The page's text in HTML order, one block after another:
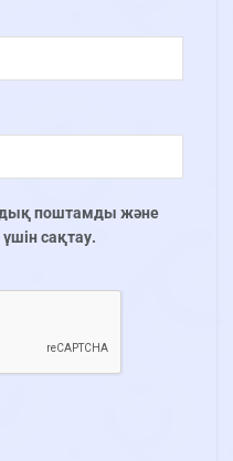
поштамды және
үшін сақтау.